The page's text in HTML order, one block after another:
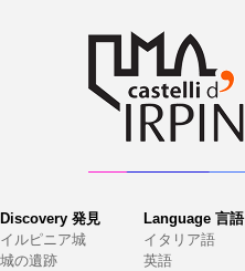
Discovery 発見
イルピニア城
城の遺跡
Language 言語
イタリア語
英語